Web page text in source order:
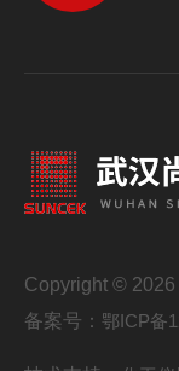
Copyright ©
备案号： 鄂ICP备